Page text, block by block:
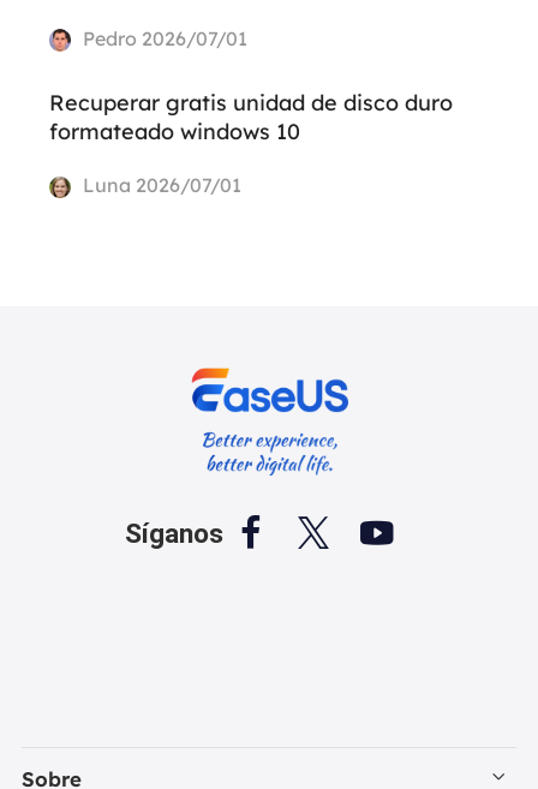
Pedro 2026/07/01
Recuperar gratis unidad de disco duro
formateado windows 10
Luna 2026/07/01
Síganos   
Sobre